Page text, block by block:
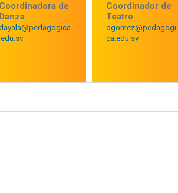
Coordinadora de
Danza
.edu.sv
Coordinador de
Teatro
ogomez@pedagogi
ca.edu.sv